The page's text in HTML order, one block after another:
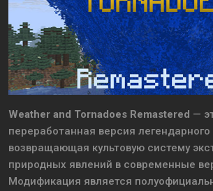
Weather and Tornadoes Remastered —
переработанная версия легендарного
возвращающая культовую систему
природных явлений в современные
Модификация является